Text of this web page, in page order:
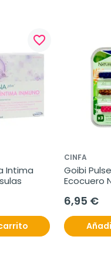
favorite_border
Intima
CINFA
Goibi
Ecocuero
6,95 €